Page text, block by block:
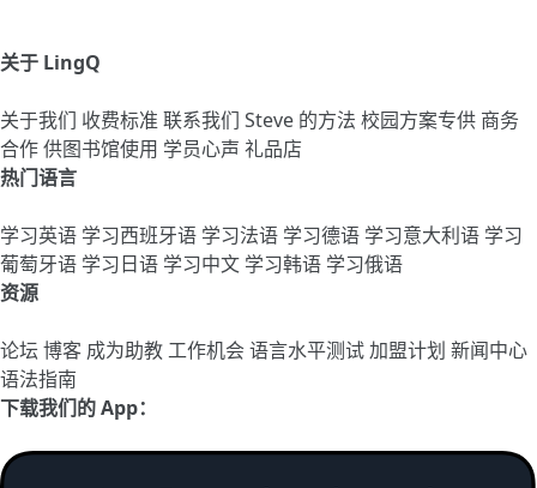
关于 LingQ
关于我们 收费标准 联系我们 Steve 的方法 校园方案专供 商务
合作供图书馆使用 学员心声 礼品店
热门语言
学习英语 学习西班牙语 学习法语 学习德语 学习意大利语 学习
葡萄牙语 学习日语 学习中文 学习韩语 学习俄语
资源
论坛 博客 成为助教工作机会语言水平测试加盟计划 新闻中心
语法指南
下载我们的 App：